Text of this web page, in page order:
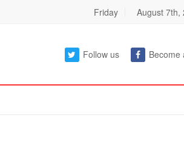
Friday August 7th,
Follow us Become